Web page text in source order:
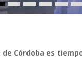
Córdoba es